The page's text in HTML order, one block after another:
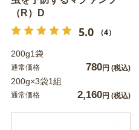
（R）D
5.0 （4）
200g1袋
通常価格 780円 (税込)
200g×3袋1組
通常価格 2,160円 (税込)